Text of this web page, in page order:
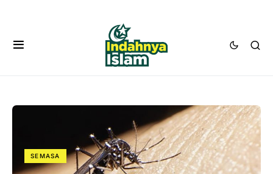
SEMASA